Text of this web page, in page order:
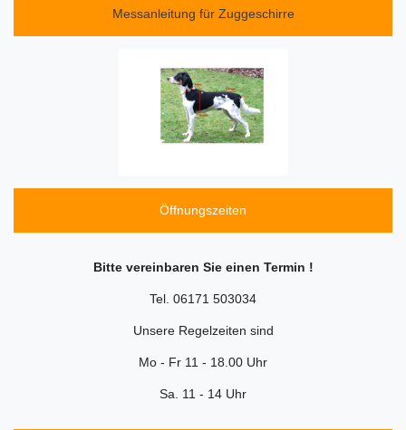
Messanleitung für Zuggeschirre
Öffnungszeiten
Bitte vereinbaren Sie einen Termin !
Tel. 06171 503034
Unsere Regelzeiten sind
Mo - Fr 11 - 18.00 Uhr
Sa. 11 - 14 Uhr